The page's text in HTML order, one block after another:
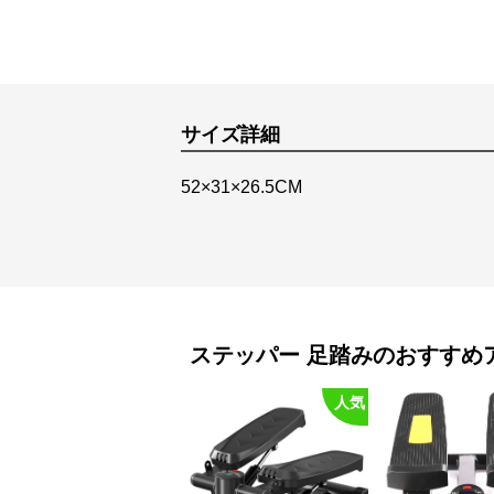
サイズ詳細
52×31×26.5CM
ステッパー 足踏みのおすすめ
人気